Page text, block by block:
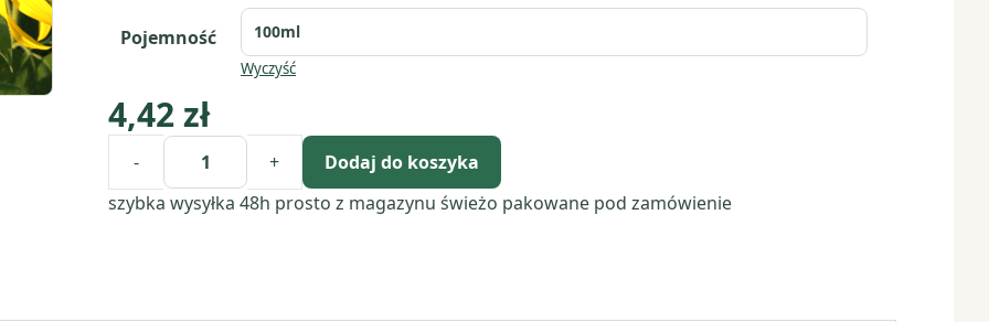
Pojemność
Wyczyść
4,42zł
-
ilość
Olej
+
Dodaj do koszyka
szybka wysyłka 48h prosto z magazynu świeżo pakowane pod zamówienie